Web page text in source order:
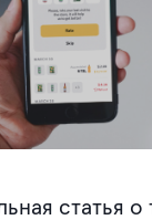
статья о